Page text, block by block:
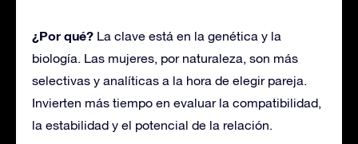
¿Por qué? La clave está en la genética y la
biología. Las mujeres, por naturaleza, son más
selectivas y analíticas a la hora de elegir pareja.
Invierten más tiempo en evaluar la compatibilidad,
la estabilidad y el potencial de la relación.